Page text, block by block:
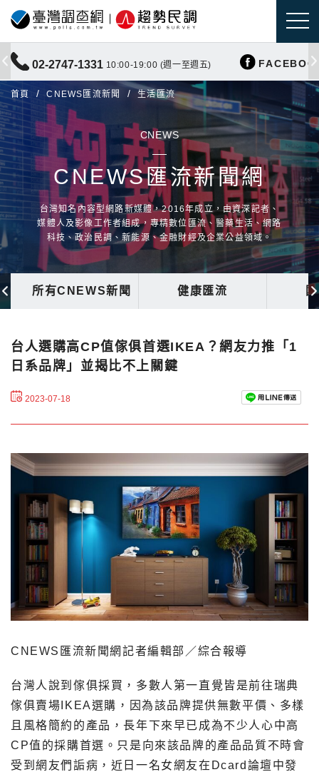
02-2747-1331 10:00-19:00 (週一至週五)
首頁 CNEWS匯流新聞 生活匯流
CNEWS
CNEWS匯流新聞網
台灣知名內容型網路新媒體，2016年成立，由資深記者、
媒體人及影像工作者組成，專精數位匯流、醫藥生活、網路
科技、政治民調、新能源、金融財經及企業公益領域。
所有CNEWS新聞 健康匯流
台人選購高CP值傢俱首選IKEA？網友力推「1
日系品牌」並揭比不上關鍵
2023-07-18
CNEWS匯流新聞網記者編輯部／綜合報導
台灣人說到傢俱採買，多數人第一直覺皆是前往瑞典
傢俱賣場IKEA選購，因為該品牌提供無數平價、多樣
且風格簡約的產品，長年下來早已成為不少人心中高
CP值的採購首選。只是向來該品牌的產品品質不時會
受到網友們詬病，近日一名女網友在Dcard論壇中發